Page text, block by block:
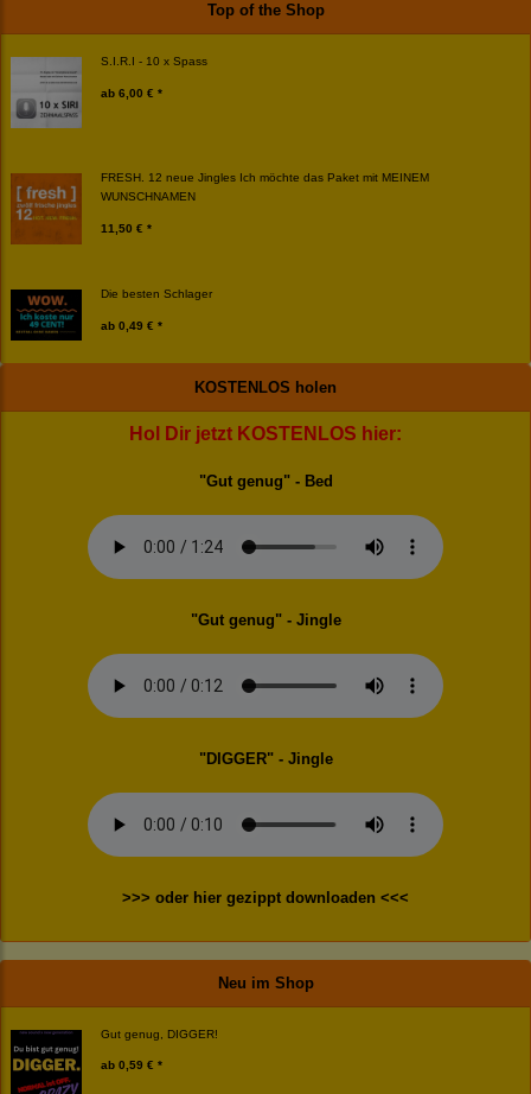
Top of the Shop
S.I.R.I - 10 x Spass
ab 6,00 € *
FRESH. 12 neue Jingles Ich möchte das Paket mit MEINEM
WUNSCHNAMEN
11,50 € *
Die besten Schlager
ab 0,49 € *
KOSTENLOS holen
Hol Dir jetzt KOSTENLOS hier:
"Gut genug" - Bed
"Gut genug" - Jingle
"DIGGER" - Jingle
>>> oder hier gezippt downloaden <<<
Neu im Shop
Gut genug, DIGGER!
ab 0,59 € *